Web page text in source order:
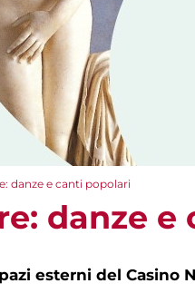
danze e canti popolari
danze
esterni del Casino